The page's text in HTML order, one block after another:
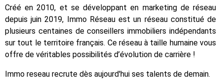
Créé en 2010, et se développant en marketing de réseau
depuis juin 2019, Immo Réseau est un réseau constitué de
plusieurs centaines de conseillers immobiliers indépendants
sur tout le territoire français. Ce réseau à taille humaine vous
offre de véritables possibilités d’évolution de carrière !
Immo reseau recrute dès aujourd'hui ses talents de demain.